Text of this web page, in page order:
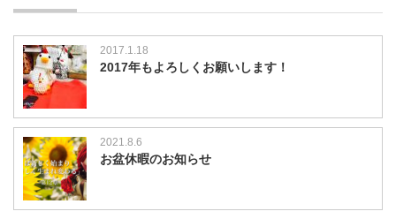
2017.1.18
2017年もよろしくお願いします！
2021.8.6
お盆休暇のお知らせ